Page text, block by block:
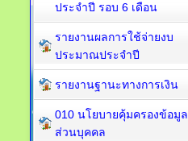
ประจำปี รอบ 6 เดือน
รายงานผลการใช้จ่ายงบ
ประมาณประจำปี
รายงานฐานะทางการเงิน
010 นโยบายคุ้มครองข้อมูล
ส่วนบุคคล